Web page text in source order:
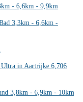
- 6,6km - 9,9km
3,3km - 6,6km -
in Aartrijke 6,706
3,8km - 6,9km - 10km